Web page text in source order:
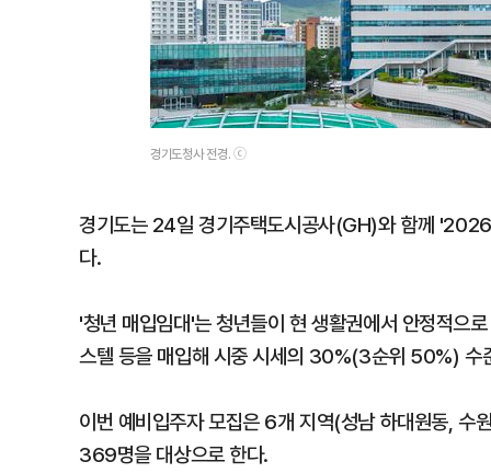
경기도청사 전경. ⓒ
경기도는 24일 경기주택도시공사(GH)와 함께
다.
'청년 매입임대'는 청년들이 현 생활권에서 안정적으
스텔 등을 매입해 시중 시세의 30%(3순위 50%) 수
이번 예비입주자 모집은 6개 지역(성남 하대원동, 수
369명을 대상으로 한다.